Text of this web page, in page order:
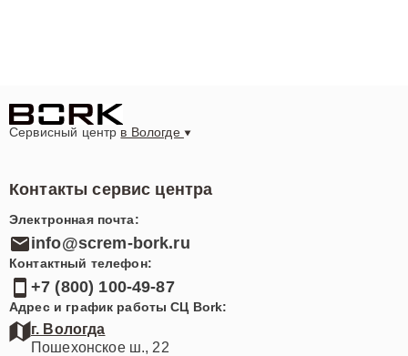
Сервисный центр в Вологде
Контакты сервис центра
Электронная почта:
info@screm-bork.ru
Контактный телефон:
+7 (800) 100-49-87
Адрес и график работы СЦ Bork:
г. Вологда
Пошехонское ш., 22